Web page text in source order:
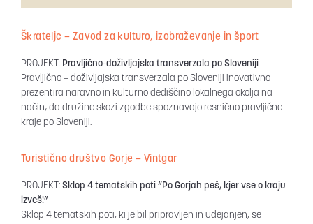
Škrateljc – Zavod za kulturo, izobraževanje in šport
PROJEKT: Pravljično-doživljajska transverzala po Sloveniji
Pravljično – doživljajska transverzala po Sloveniji inovativno
prezentira naravno in kulturno dediščino lokalnega okolja na
način, da družine skozi zgodbe spoznavajo resnično pravljične
kraje po Sloveniji.
Turistično društvo Gorje – Vintgar
PROJEKT: Sklop 4 tematskih poti “Po Gorjah peš, kjer vse o kraju
izveš!”
Sklop 4 tematskih poti, ki je bil pripravljen in udejanjen, se